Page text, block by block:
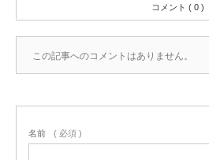
コメント ( 0 )
この記事へのコメントはありません。
名前 ( 必須 )